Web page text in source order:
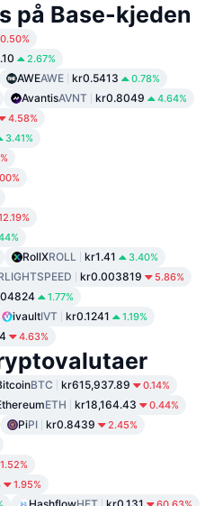
på Base-kjeden
0.50%
2.67%
AWEAWE kr0.5413 0.78%
AvantisAVNT kr0.8049 4.64%
4.58%
3.41%
RollXROLL kr1.41 3.40%
kr0.003819 5.86%
1.77%
ivaultIVT kr0.1241 1.19%
4.63%
BTC kr615,937.89 0.14%
ETH kr18,164.43 0.44%
PiPI kr0.8439 2.45%
1.52%
1.95%